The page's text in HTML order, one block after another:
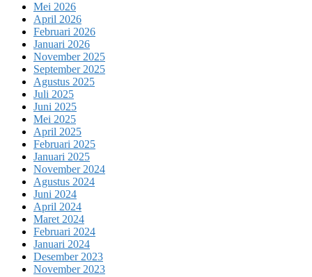
Mei 2026
April 2026
Februari 2026
Januari 2026
November 2025
September 2025
Agustus 2025
Juli 2025
Juni 2025
Mei 2025
April 2025
Februari 2025
Januari 2025
November 2024
Agustus 2024
Juni 2024
April 2024
Maret 2024
Februari 2024
Januari 2024
Desember 2023
November 2023